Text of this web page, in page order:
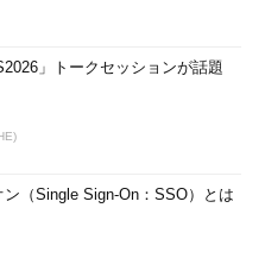
(5)の6つである（）内の数
当てられた数字であり、
ているため、特に指定をしな
ととなる。
スキャン速度が速くなって
の速いテンプレートは、高
求される。低速なネットワー
」トークセッションが話題
（Single Sign-On：SSO）とは